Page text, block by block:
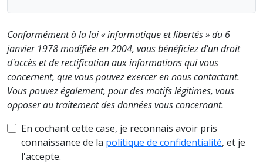
Conformément à la loi « informatique et libertés » du 6
janvier 1978 modifiée en 2004, vous bénéficiez d'un droit
d'accès et de rectification aux informations qui vous
concernent, que vous pouvez exercer en nous contactant.
Vous pouvez également, pour des motifs légitimes, vous
opposer au traitement des données vous concernant.
En cochant cette case, je reconnais avoir pris
connaissance de la politique de confidentialité, et je
l'accepte.